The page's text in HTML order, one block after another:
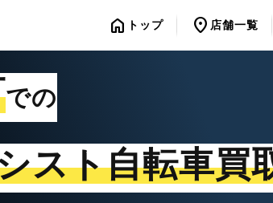
home トップ location_on 店舗一覧
での
スト自転車買